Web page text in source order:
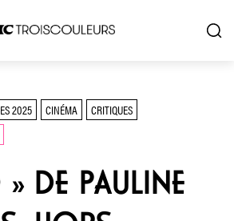
2025 CINÉMA
CRITIQUES
DE PAULINE